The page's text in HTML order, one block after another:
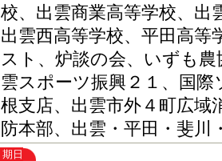
校、出雲商業高等学校、出
出雲西高等学校、平田高
スト、炉談の会、いずも農
雲スポーツ振興２１、国
根支店、出雲市外４町広域
防本部、出雲・平田・斐川
期日